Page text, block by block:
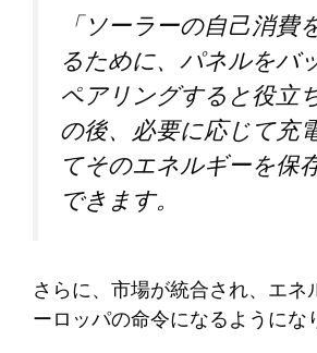
「ソーラーの自己消費
るために、パネルをバ
ペアリングすると役立
の後、必要に応じて充
てそのエネルギーを保
できます。
さらに、市場が統合され、エネ
ーロッパの命令になるようにな